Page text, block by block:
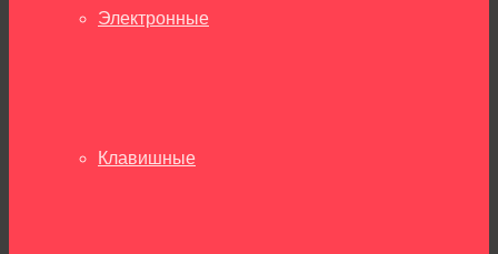
Электронные
Клавишные